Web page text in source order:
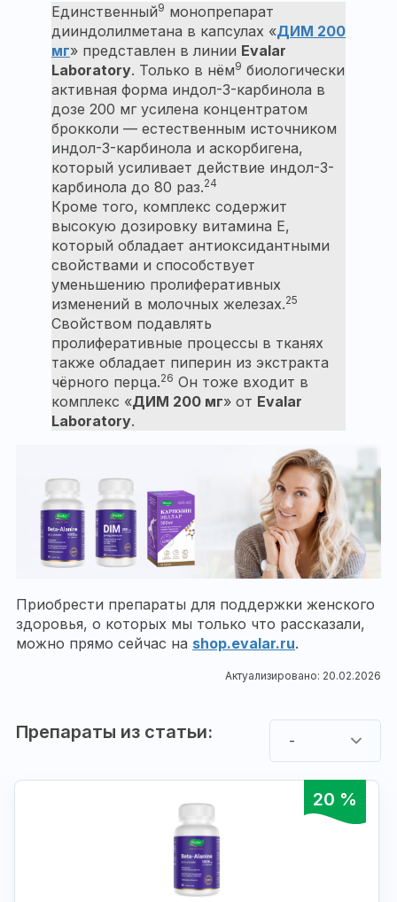
Единственный9 монопрепарат
дииндолилметана в капсулах «ДИМ 200
мг» представлен в линии Evalar
Laboratory. Только в нём9 биологически
активная форма индол-3-карбинола в
дозе 200 мг усилена концентратом
брокколи — естественным источником
индол-3-карбинола и аскорбигена,
который усиливает действие индол-3-
карбинола до 80 раз.24
Кроме того, комплекс содержит
высокую дозировку витамина Е,
который обладает антиоксидантными
свойствами и способствует
уменьшению пролиферативных
изменений в молочных железах.25
Свойством подавлять
пролиферативные процессы в тканях
также обладает пиперин из экстракта
чёрного перца.26 Он тоже входит в
комплекс «ДИМ 200 мг» от Evalar
Laboratory.
Приобрести препараты для поддержки женского
здоровья, о которых мы только что рассказали,
можно прямо сейчас на shop.evalar.ru.
Актуализировано: 20.02.2026
Препараты из статьи: -
20 %